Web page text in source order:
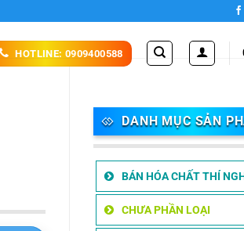
HOTLINE: 0909400588
DANH MỤC SẢN
BÁN HÓA CHẤT THÍ
CHƯA PHẦN LOẠI